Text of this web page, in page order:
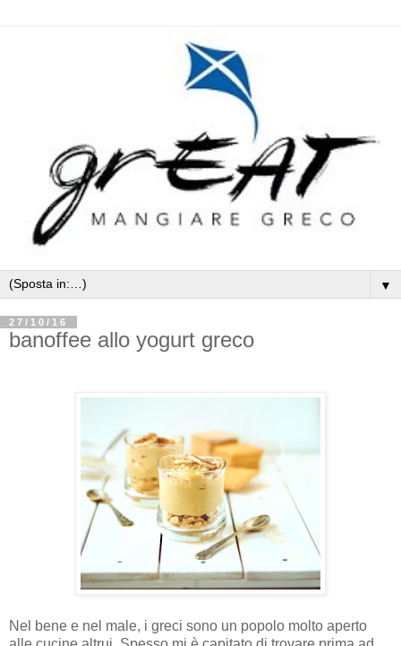
▼
27/10/16
banoffee allo yogurt greco
Nel bene e nel male, i greci sono un popolo molto aperto